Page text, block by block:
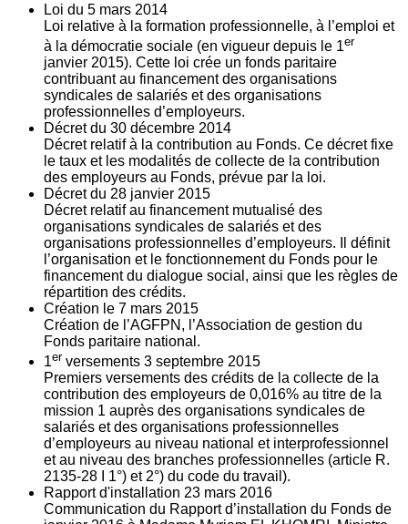
Loi du 5 mars 2014
Loi relative à la formation professionnelle, à l’emploi et
à la démocratie sociale (en vigueur depuis le 1er
janvier 2015). Cette loi crée un fonds paritaire
contribuant au financement des organisations
syndicales de salariés et des organisations
professionnelles d’employeurs.
Décret du 30 décembre 2014
Décret relatif à la contribution au Fonds. Ce décret fixe
le taux et les modalités de collecte de la contribution
des employeurs au Fonds, prévue par la loi.
Décret du 28 janvier 2015
Décret relatif au financement mutualisé des
organisations syndicales de salariés et des
organisations professionnelles d’employeurs. Il définit
l’organisation et le fonctionnement du Fonds pour le
financement du dialogue social, ainsi que les règles de
répartition des crédits.
Création le 7 mars 2015
Création de l’AGFPN, l’Association de gestion du
Fonds paritaire national.
1er versements 3 septembre 2015
Premiers versements des crédits de la collecte de la
contribution des employeurs de 0,016% au titre de la
mission 1 auprès des organisations syndicales de
salariés et des organisations professionnelles
d’employeurs au niveau national et interprofessionnel
et au niveau des branches professionnelles (article R.
2135‐28 I 1°) et 2°) du code du travail).
Rapport d'installation 23 mars 2016
Communication du Rapport d’installation du Fonds de